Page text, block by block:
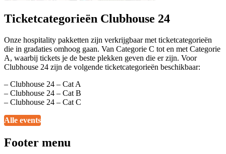
Ticketcategorieën Clubhouse 24
Onze hospitality pakketten zijn verkrijgbaar met ticketcategorieën
die in gradaties omhoog gaan. Van Categorie C tot en met Categorie
A, waarbij tickets je de beste plekken geven die er zijn. Voor
Clubhouse 24 zijn de volgende ticketcategorieën beschikbaar:
– Clubhouse 24 – Cat A
– Clubhouse 24 – Cat B
– Clubhouse 24 – Cat C
Alle events
Footer menu